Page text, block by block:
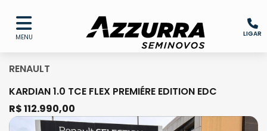
MENU LIGAR
RENAULT
KARDIAN 1.0 TCE FLEX PREMIÉRE EDITION EDC
R$ 112.990,00